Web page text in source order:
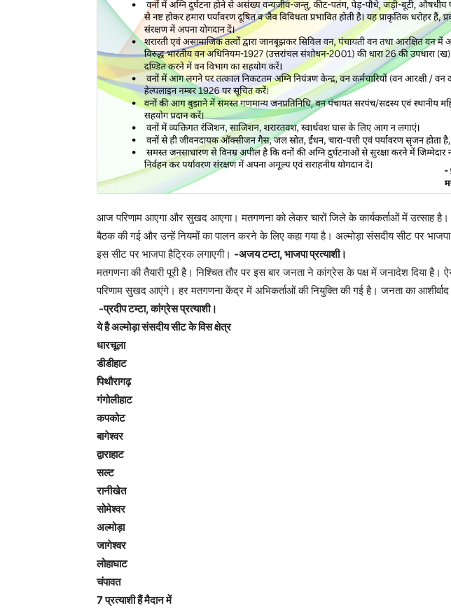
आज परिणाम आएगा और सुखद आएगा। मतगणना को लेकर चारों जिले के कार्यकर्ताओं में उत्साह
बैठक की गई और उन्हें नियमों का पालन करने के लिए कहा गया है। अल्मोड़ा संसदीय सीट पर
इस सीट पर भाजपा हैट्रिक लगाएगी। -अजय टम्टा, भाजपा प्रत्याशी।
मतगणना की तैयारी पूरी है। निश्चित तौर पर इस बार जनता ने कांग्रेस के पक्ष में जनादेश दिया
परिणाम सुखद आएंगे। हर मतगणना केंद्र में अभिकर्ताओं की नियुक्ति की गई है। जनता का आशीर्वाद
-प्रदीप टम्टा, कांग्रेस प्रत्याशी।
ये है अल्मोड़ा संसदीय सीट के विस क्षेत्र
धारचूला
डीडीहाट
पिथौरागढ़
गंगोलीहाट
कपकोट
बागेश्वर
द्वाराहाट
सल्ट
रानीखेत
सोमेश्वर
अल्मोड़ा
जागेश्वर
लोहाघाट
चंपावत
7 प्रत्याशी हैं मैदान में